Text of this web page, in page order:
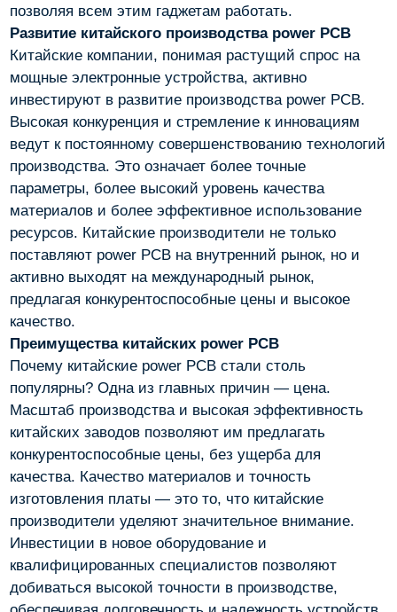
позволяя всем этим гаджетам работать.
Развитие китайского производства power PCB
Китайские компании, понимая растущий спрос на
мощные электронные устройства, активно
инвестируют в развитие производства power PCB.
Высокая конкуренция и стремление к инновациям
ведут к постоянному совершенствованию технологий
производства. Это означает более точные
параметры, более высокий уровень качества
материалов и более эффективное использование
ресурсов. Китайские производители не только
поставляют power PCB на внутренний рынок, но и
активно выходят на международный рынок,
предлагая конкурентоспособные цены и высокое
качество.
Преимущества китайских power PCB
Почему китайские power PCB стали столь
популярны? Одна из главных причин — цена.
Масштаб производства и высокая эффективность
китайских заводов позволяют им предлагать
конкурентоспособные цены, без ущерба для
качества. Качество материалов и точность
изготовления платы — это то, что китайские
производители уделяют значительное внимание.
Инвестиции в новое оборудование и
квалифицированных специалистов позволяют
добиваться высокой точности в производстве,